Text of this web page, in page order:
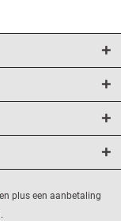
en plus een aanbetaling